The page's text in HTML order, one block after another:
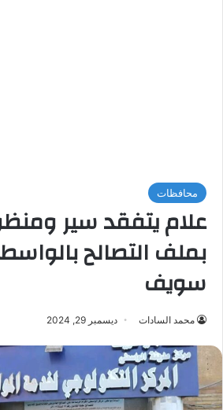
محافظات
علام يتفقد سير
بملف التصالح
سويف
محمد السادات ديسمبر 29, 2024